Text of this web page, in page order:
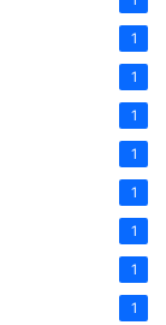
1
1
1
1
1
1
1
1